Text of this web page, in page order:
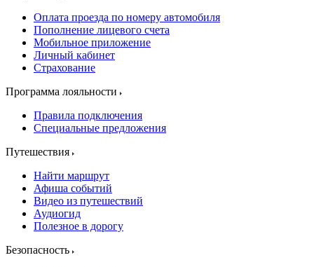
Оплата проезда по номеру автомобиля
Пополнение лицевого счета
Мобильное приложение
Личный кабинет
Страхование
Программа лояльности
Правила подключения
Специальные предложения
Путешествия
Найти маршрут
Афиша событий
Видео из путешествий
Аудиогид
Полезное в дорогу
Безопасность